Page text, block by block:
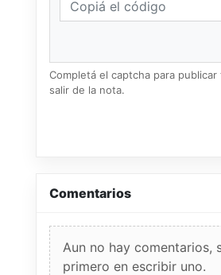
Completá el captcha para
salir de la nota.
Comentarios
Aun no hay comentarios,
primero en escribir uno.